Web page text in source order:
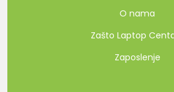
O nama
Zašto Laptop
Zaposlenje